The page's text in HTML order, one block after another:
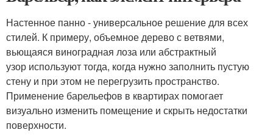
Настенное панно - универсальное решение для всех
стилей. К примеру, объемное дерево с ветвями,
вьющаяся виноградная лоза или абстрактный
узор используют тогда, когда нужно заполнить пустую
стену и при этом не перегрузить пространство.
Применение барельефов в квартирах помогает
визуально изменить помещение и скрыть недостатки
поверхности.